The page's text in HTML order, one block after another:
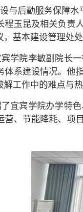
与后勤服务保障
程玉昆及相关负责
基本建设管理处
学院李敏副院长
系建设情况。他
工作中的难点与
宜宾学院办学特
、节能降耗、项